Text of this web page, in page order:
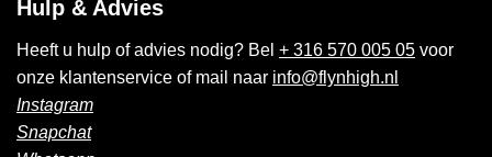
Hulp & Advies
Heeft u hulp of advies nodig? Bel + 316 570 005 05 voor
onze klantenservice of mail naar info@flynhigh.nl
Instagram
Snapchat